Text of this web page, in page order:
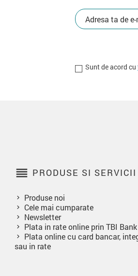
Sunt de acord cu
reorder PRODUSE SI SERVICII
Produse noi
Cele mai cumparate
Newsletter
Plata in rate online prin TBI Bank
Plata online cu card bancar,
sau in rate